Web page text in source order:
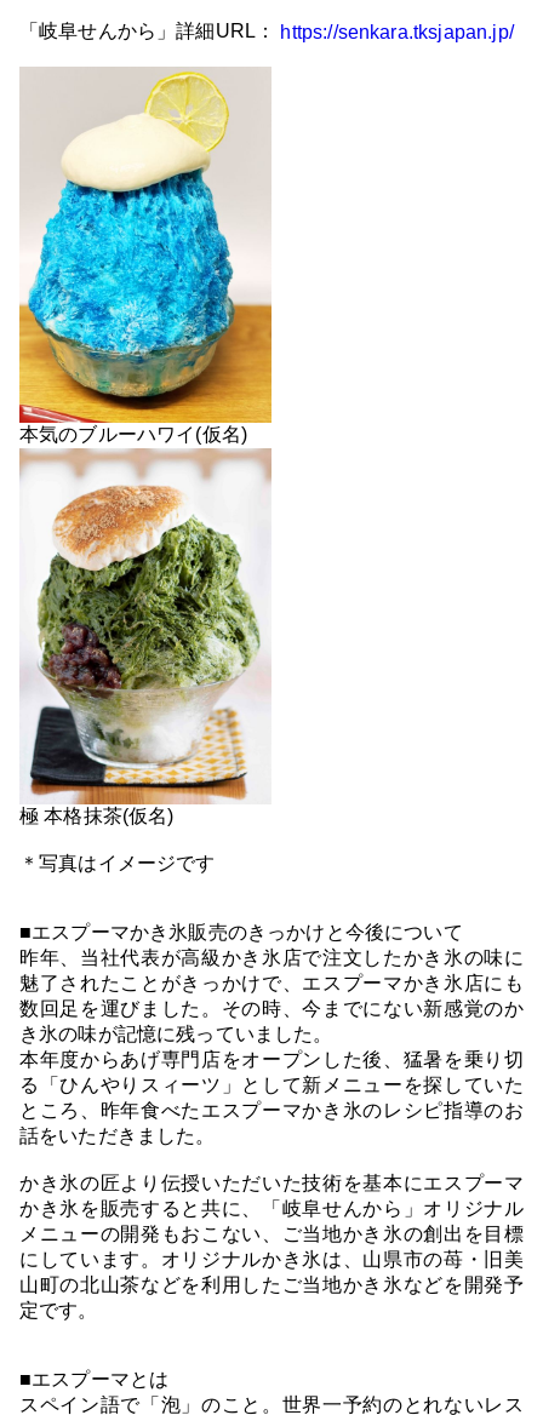
「岐阜せんから」詳細URL： https://senkara.tksjapan.jp/
本気のブルーハワイ(仮名)
極 本格抹茶(仮名)
＊写真はイメージです
■エスプーマかき氷販売のきっかけと今後について
昨年、当社代表が高級かき氷店で注文したかき氷の味に
魅了されたことがきっかけで、エスプーマかき氷店にも
数回足を運びました。その時、今までにない新感覚のか
き氷の味が記憶に残っていました。
本年度からあげ専門店をオープンした後、猛暑を乗り切
る「ひんやりスィーツ」として新メニューを探していた
ところ、昨年食べたエスプーマかき氷のレシピ指導のお
話をいただきました。
かき氷の匠より伝授いただいた技術を基本にエスプーマ
かき氷を販売すると共に、「岐阜せんから」オリジナル
メニューの開発もおこない、ご当地かき氷の創出を目標
にしています。オリジナルかき氷は、山県市の苺・旧美
山町の北山茶などを利用したご当地かき氷などを開発予
定です。
■エスプーマとは
スペイン語で「泡」のこと。世界一予約のとれないレス